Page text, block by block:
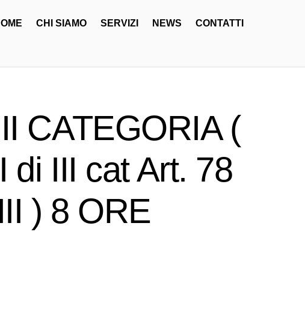
CHI SIAMO SERVIZI NEWS CONTATTI
CATEGORIA (
di III cat Art. 78
) 8 ORE